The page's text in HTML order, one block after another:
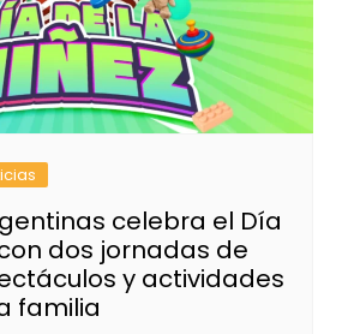
celebra el Día
dos jornadas de
y actividades
familia